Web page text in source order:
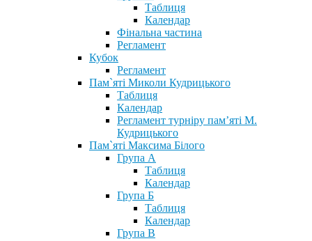
Таблиця
Календар
Фінальна частина
Регламент
Кубок
Регламент
Пам`яті Миколи Кудрицького
Таблиця
Календар
Регламент турніру пам’яті М.
Кудрицького
Пам`яті Максима Білого
Група А
Таблиця
Календар
Група Б
Таблиця
Календар
Група В